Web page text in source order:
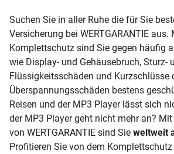
Suchen Sie in aller Ruhe die für Sie
Versicherung bei WERTGARANTIE aus.
Komplettschutz sind Sie gegen häufig
wie Display- und Gehäusebruch, Sturz-
Flüssigkeitsschäden und Kurzschlüsse
Überspannungsschäden bestens
Reisen und der MP3 Player lässt sich
der MP3 Player geht nicht mehr an?
von WERTGARANTIE sind Sie weltweit
Profitieren Sie von dem